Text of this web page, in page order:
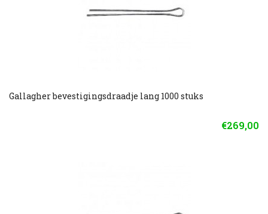
Gallagher bevestigingsdraadje lang 1000 stuks
€269,00